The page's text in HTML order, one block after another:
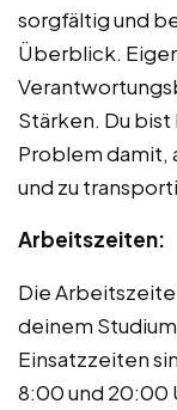
sorgfältig und
Überblick.
Stärken. Du
Problem damit,
und zu
Arbeitszeiten:
Die
deinem
Einsatzzeiten
8:00 und 20:00